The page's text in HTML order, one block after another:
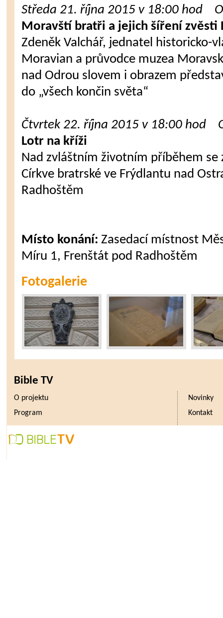
Středa 21. října 2015 v 18:00 hod
Moravští bratři a jejich šíření zvěsti
Zdeněk Valchář, jednatel historicko-
Moravian a průvodce muzea
nad Odrou slovem i obrazem
do „všech končin světa“
Čtvrtek 22. října 2015 v 18:00 hod
Lotr na kříži
Nad zvláštním životním příběhem se
Církve bratrské ve Frýdlantu nad
Radhoštěm
Místo konání: Zasedací místnost
Míru 1, Frenštát pod Radhoštěm
Fotogalerie
Bible TV
O projektu
Novinky
Program
Kontakt